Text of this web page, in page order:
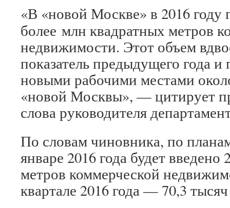
«В «новой Москве» в 2016 году
более млн квадратных метров
недвижимости. Этот объем
показатель предыдущего года и
новыми рабочими местами
«новой Москвы», — цитирует
слова руководителя
По словам чиновника, по
январе 2016 года будет
метров коммерческой
квартале 2016 года — 70,3